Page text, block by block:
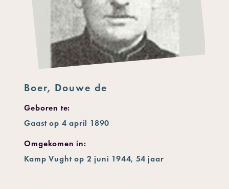
Boer, Douwe de
Geboren te:
Gaast op 4 april 1890
Omgekomen in:
Kamp Vught op 2 juni 1944, 54 jaar